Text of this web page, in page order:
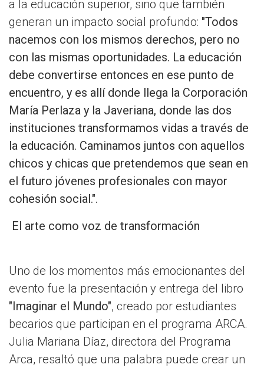
a la educación superior, sino que también
generan un impacto social profundo: "Todos
nacemos con los mismos derechos, pero no
con las mismas oportunidades. La educación
debe convertirse entonces en ese punto de
encuentro, y es allí donde llega la Corporación
María Perlaza y la Javeriana, donde las dos
instituciones transformamos vidas a través de
la educación. Caminamos juntos con aquellos
chicos y chicas que pretendemos que sean en
el futuro jóvenes profesionales con mayor
cohesión social.".
El arte como voz de transformación
Uno de los momentos más emocionantes del
evento fue la presentación y entrega del libro
"Imaginar el Mundo", creado por estudiantes
becarios que participan en el programa ARCA.
Julia Mariana Díaz, directora del Programa
Arca, resaltó que una palabra puede crear un